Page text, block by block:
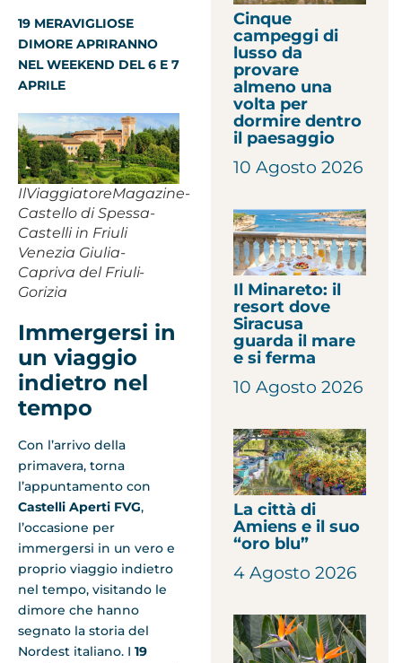
19 MERAVIGLIOSE
DIMORE APRIRANNO
NEL WEEKEND DEL 6 E 7
APRILE
IlViaggiatoreMagazine-
Castello di Spessa-
Castelli in Friuli
Venezia Giulia-
Capriva del Friuli-
Gorizia
Immergersi in
un viaggio
indietro nel
tempo
Con l’arrivo della
primavera, torna
l’appuntamento con
Castelli Aperti FVG,
l’occasione per
immergersi in un vero e
proprio viaggio indietro
nel tempo, visitando le
dimore che hanno
segnato la storia del
Nordest italiano. I 19
Cinque
campeggi di
lusso da
provare
almeno una
volta per
dormire dentro
il paesaggio
10 Agosto 2026
Il Minareto: il
resort dove
Siracusa
guarda il mare
e si ferma
10 Agosto 2026
La città di
Amiens e il suo
“oro blu”
4 Agosto 2026